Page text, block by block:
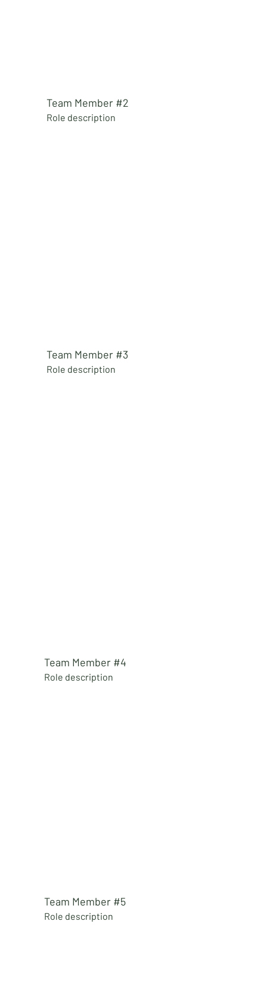
Team Member #2
Role description
Team Member #3
Role description
Team Member #4
Role description
Team Member #5
Role description